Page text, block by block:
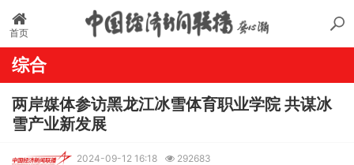
首页
综合
两岸媒体参访黑龙江冰雪体育职业学院 共谋冰
雪产业新发展
2024-09-12 16:18 292683